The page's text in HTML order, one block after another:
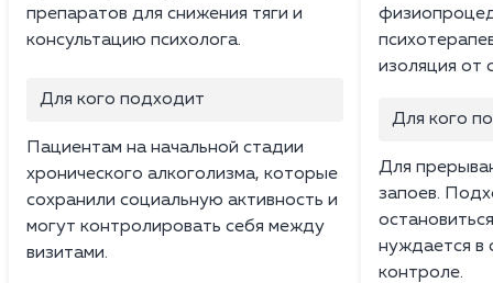
препаратов для снижения тяги и
консультацию психолога.
Для кого подходит
Пациентам на начальной стадии
хронического алкоголизма, которые
сохранили социальную активность и
могут контролировать себя между
визитами.
изоляция от
Для кого
Для
запоев.
нуждается в
контроле.